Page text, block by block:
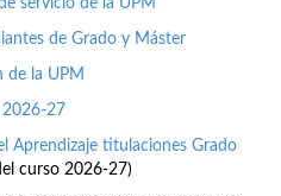
servicio de la UPM
de Grado y Máster
de la UPM
27
Aprendizaje titulaciones Grado
curso 2026-27)